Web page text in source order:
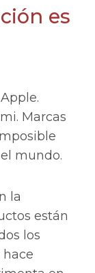
es
Marcas
mundo.
la
están
los
hace